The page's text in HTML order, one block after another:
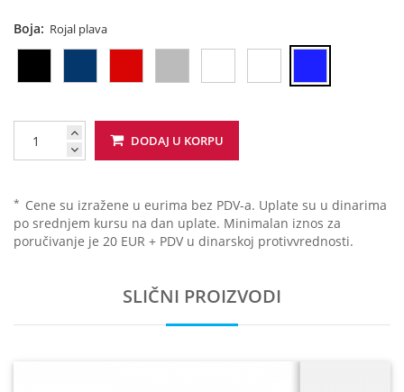
Boja: Rojal plava
DODAJ U KORPU
* Cene su izražene u eurima bez PDV-a. Uplate su u dinarima
po srednjem kursu na dan uplate. Minimalan iznos za
poručivanje je 20 EUR + PDV u dinarskoj protivvrednosti.
SLIČNI PROIZVODI